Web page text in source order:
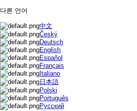
다른 언어
中文
Český
Deutsch
English
Español
Français
Italiano
日本語
Polski
Português
Русский